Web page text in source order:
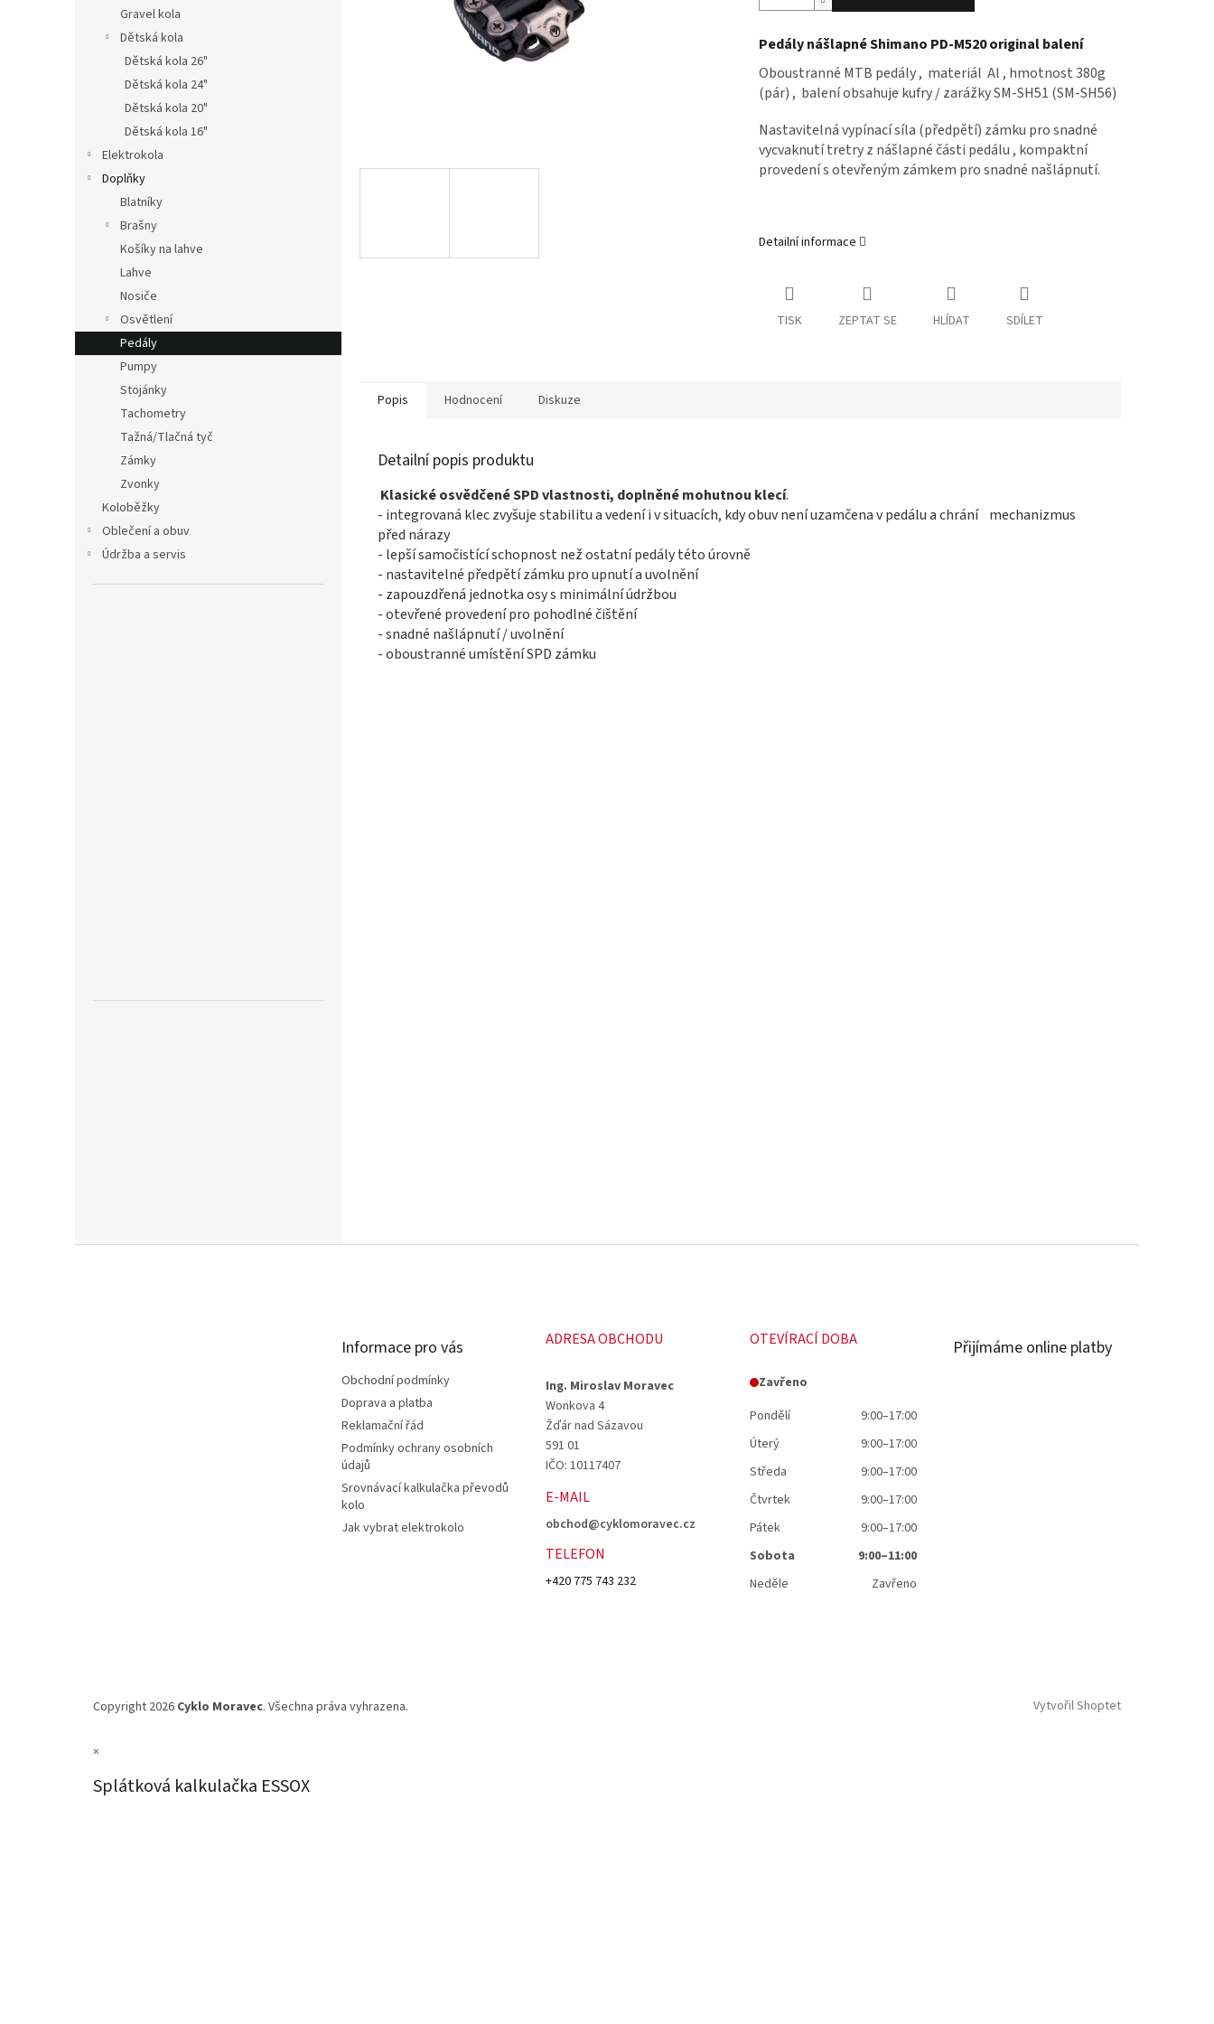
Gravel kola
Dětská kola
Dětská kola 26"
Dětská kola 24"
Dětská kola 20"
Dětská kola 16"
Elektrokola
Doplňky
Blatníky
Brašny
Košíky na lahve
Lahve
Nosiče
Osvětlení
Pedály
Pumpy
Stojánky
Tachometry
Tažná/Tlačná tyč
Zámky
Zvonky
Koloběžky
Oblečení a obuv
Údržba a servis
Pedály nášlapné Shimano PD-M520 original balení
Oboustranné MTB pedály , materiál Al , hmotnost 380g
(pár) , balení obsahuje kufry / zarážky SM-SH51 (SM-SH56)
Nastavitelná vypínací síla (předpětí) zámku pro snadné
vycvaknutí tretry z nášlapné části pedálu , kompaktní
provedení s otevřeným zámkem pro snadné našlápnutí.
Detailní informace
TISK ZEPTAT SE HLÍDAT SDÍLET
Popis Hodnocení Diskuze
Detailní popis produktu
Klasické osvědčené SPD vlastnosti, doplněné mohutnou klecí.
- integrovaná klec zvyšuje stabilitu a vedení i v situacích, kdy obuv není uzamčena v pedálu a chrání mechanizmus
před nárazy
- lepší samočistící schopnost než ostatní pedály této úrovně
- nastavitelné předpětí zámku pro upnutí a uvolnění
- zapouzdřená jednotka osy s minimální údržbou
- otevřené provedení pro pohodlné čištění
- snadné našlápnutí / uvolnění
- oboustranné umístění SPD zámku
Informace pro vás
Obchodní podmínky
Doprava a platba
Reklamační řád
Podmínky ochrany osobních
údajů
Srovnávací kalkulačka převodů
kolo
Jak vybrat elektrokolo
ADRESA OBCHODU
Ing. Miroslav Moravec
Wonkova 4
Žďár nad Sázavou
591 01
IČO: 10117407
E-MAIL
obchod@cyklomoravec.cz
TELEFON
+420 775 743 232
OTEVÍRACÍ DOBA
Zavřeno
Pondělí
9:00–17:00
Úterý
9:00–17:00
Středa
9:00–17:00
Čtvrtek
9:00–17:00
Pátek
9:00–17:00
Sobota
9:00–11:00
Neděle
Zavřeno
Přijímáme online platby
Vytvořil Shoptet
Copyright 2026 Cyklo Moravec. Všechna práva vyhrazena.
×
Splátková kalkulačka ESSOX